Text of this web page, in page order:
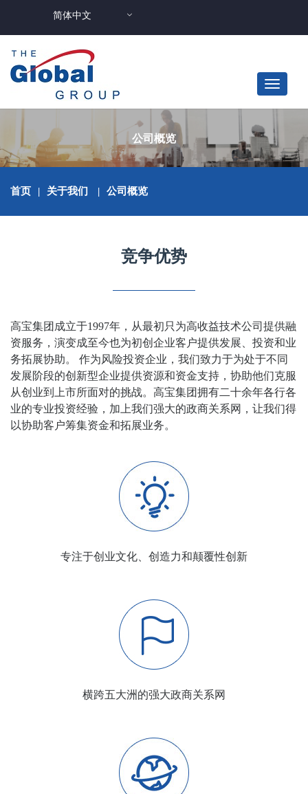
简体中文
公司概览
首页 | 关于我们 | 公司概览
竞争优势
高宝集团成立于1997年，从最初只为高收益技术公司提供融
资服务，演变成至今也为初创企业客户提供发展、投资和业
务拓展协助。 作为风险投资企业，我们致力于为处于不同
发展阶段的创新型企业提供资源和资金支持，协助他们克服
从创业到上市所面对的挑战。高宝集团拥有二十余年各行各
业的专业投资经验，加上我们强大的政商关系网，让我们得
以协助客户筹集资金和拓展业务。
专注于创业文化、创造力和颠覆性创新
横跨五大洲的强大政商关系网